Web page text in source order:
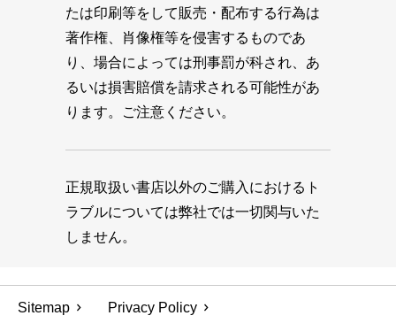
たは印刷等をして販売・配布する行為は
著作権、肖像権等を侵害するものであ
り、場合によっては刑事罰が科され、あ
るいは損害賠償を請求される可能性があ
ります。ご注意ください。
正規取扱い書店以外のご購入におけるト
ラブルについては弊社では一切関与いた
しません。
Sitemap Privacy Policy